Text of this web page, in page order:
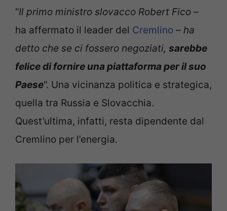
“Il primo ministro slovacco Robert Fico –
ha affermato il leader del Cremlino – ha
detto che se ci fossero negoziati, sarebbe
felice di fornire una piattaforma per il suo
Paese“. Una vicinanza politica e strategica,
quella tra Russia e Slovacchia.
Quest’ultima, infatti, resta dipendente dal
Cremlino per l’energia.